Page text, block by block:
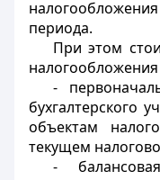
периода.
При этом
налогообложения
-
бухгалтерского
объектам
текущем
-